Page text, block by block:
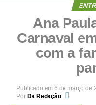
Ana
Carnaval
com a
Publicado em 6 de março de
Por Da Redação